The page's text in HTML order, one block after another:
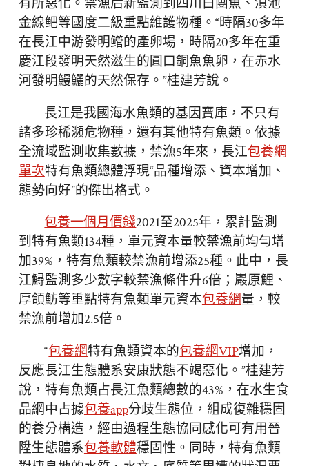
有所惡化。禁漁后新監測到四川白團魚、滇池
金線鲃等國度二級重點維護物種。“時隔30多年
在長江中游發明鳤的產卵場，時隔20多年在重
慶江段發明天然滋生的圓口銅魚魚卵，在赤水
河發明鰻鱺的天然保存。”桂建芳說。
長江是我國海水魚類的基因寶庫，不只有
諸多珍稀瀕危物種，還有其他特有魚類。依據
全流域監測收集數據，禁漁5年來，長江包養網
單次特有魚類總體浮現“品種增添、資本增加、
態勢向好”的傑出格式。
包養一個月價錢2021至2025年，累計監測
到特有魚類134種，單元資本量較禁漁前均勻增
加39%，特有魚類較禁漁前增添25種。此中，長
江鱘監測多少數字較禁漁條件升6倍；巖原鯉、
厚頜魴等重點特有魚類單元資本包養網量，較
禁漁前增加2.5倍。
“包養網特有魚類資本的包養網VIP增加，
反應長江生態體系安康狀態不竭惡化。”桂建芳
說，特有魚類占長江魚類總數的43%，在水生食
品網中占據包養app分歧生態位，組成復雜穩固
的養分構造，經由過程生態協同感化可有用晉
陞生態體系包養軟體穩固性。同時，特有魚類